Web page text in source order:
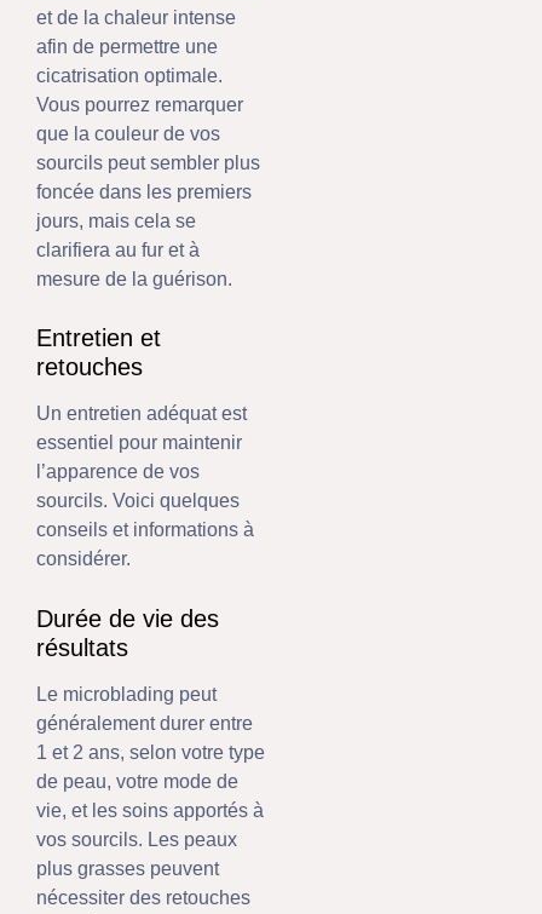
et de la chaleur intense
afin de permettre une
cicatrisation optimale.
Vous pourrez remarquer
que la couleur de vos
sourcils peut sembler plus
foncée dans les premiers
jours, mais cela se
clarifiera au fur et à
mesure de la guérison.
Entretien et
retouches
Un entretien adéquat est
essentiel pour maintenir
l’apparence de vos
sourcils. Voici quelques
conseils et informations à
considérer.
Durée de vie des
résultats
Le microblading peut
généralement durer entre
1 et 2 ans, selon votre type
de peau, votre mode de
vie, et les soins apportés à
vos sourcils. Les peaux
plus grasses peuvent
nécessiter des retouches